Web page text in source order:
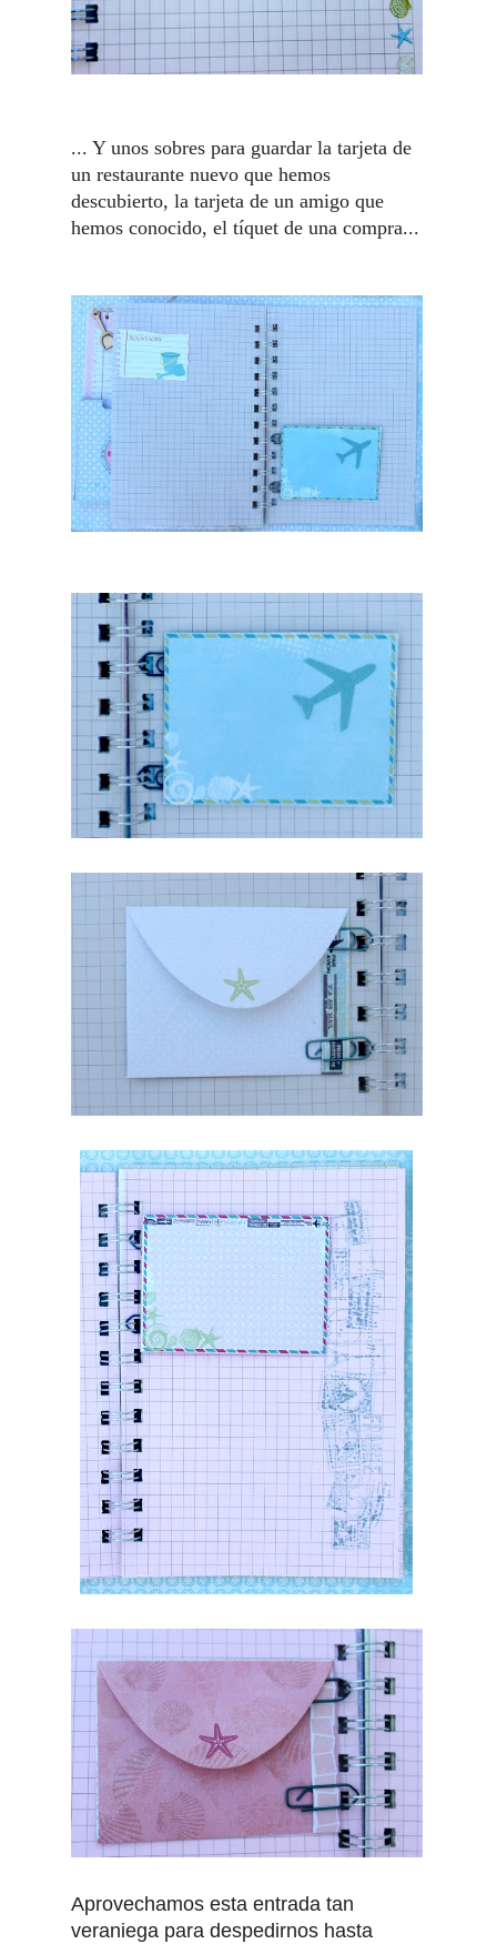
... Y unos sobres para guardar la tarjeta de
un restaurante nuevo que hemos
descubierto, la tarjeta de un amigo que
hemos conocido, el tíquet de una compra...
Aprovechamos esta entrada tan
veraniega para despedirnos hasta